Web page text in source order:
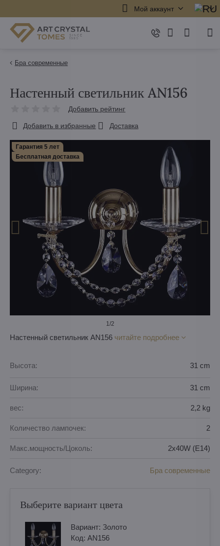
Мой аккаунт
Бра современные
Гарантия 5 лет
Бесплатная доставка
1/2
Настенный светильник AN156
Добавить рейтинг
Добавить в избранные Доставка
Настенный светильник AN156 читайте подробнее
Высота: 31 cm
Ширина: 31 cm
вес: 2,2 kg
Количество лампочек: 2
Макс.мощность/Цоколь: 2x40W (E14)
Category: Бра современные
Выберите вариант цвета
Вариант: Золотo
Код: AN156